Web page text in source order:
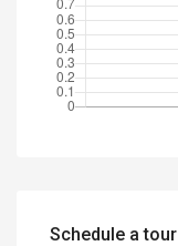
Schedule a tour